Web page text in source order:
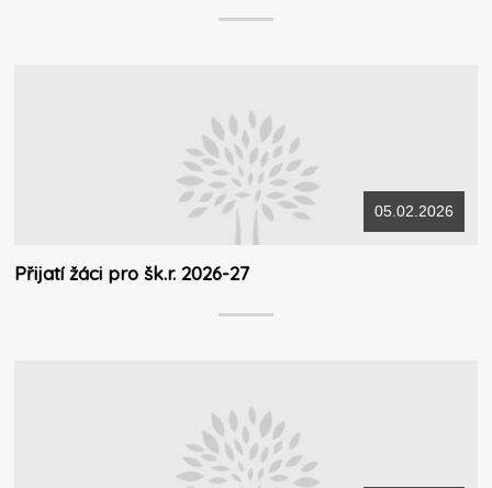
05.02.2026
Přijatí žáci pro šk.r. 2026-27